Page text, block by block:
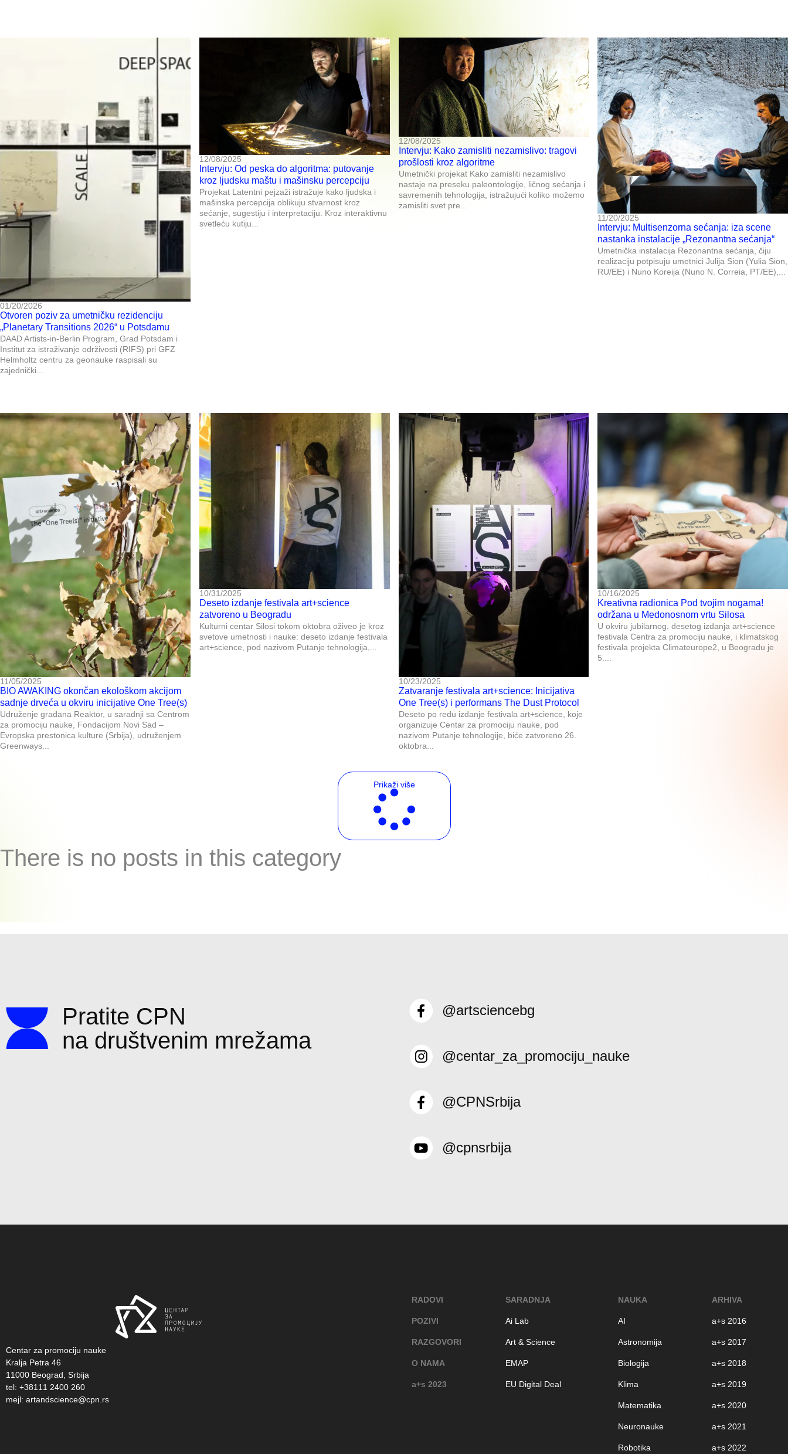
01/20/2026
Otvoren poziv za umetničku rezidenciju
„Planetary Transitions 2026“ u Potsdamu
DAAD Artists-in-Berlin Program, Grad Potsdam i
Institut za istraživanje održivosti (RIFS) pri GFZ
Helmholtz centru za geonauke raspisali su
zajednički...
12/08/2025
Intervju: Od peska do algoritma: putovanje
kroz ljudsku maštu i mašinsku percepciju
Projekat Latentni pejzaži istražuje kako ljudska i
mašinska percepcija oblikuju stvarnost kroz
sećanje, sugestiju i interpretaciju. Kroz interaktivnu
svetleću kutiju...
12/08/2025
Intervju: Kako zamisliti nezamislivo: tragovi
prošlosti kroz algoritme
Umetnički projekat Kako zamisliti nezamislivo
nastaje na preseku paleontologije, ličnog sećanja i
savremenih tehnologija, istražujući koliko možemo
zamisliti svet pre...
11/20/2025
Intervju: Multisenzorna sećanja: iza scene
nastanka instalacije „Rezonantna sećanja“
Umetnička instalacija Rezonantna sećanja, čiju
realizaciju potpisuju umetnici Julija Sion (Yulia Sion,
RU/EE) i Nuno Koreija (Nuno N. Correia, PT/EE),...
11/05/2025
BIO AWAKING okončan ekološkom akcijom
sadnje drveća u okviru inicijative One Tree(s)
Udruženje građana Reaktor, u saradnji sa Centrom
za promociju nauke, Fondacijom Novi Sad –
Evropska prestonica kulture (Srbija), udruženjem
Greenways...
10/31/2025
Deseto izdanje festivala art+science
zatvoreno u Beogradu
Kulturni centar Silosi tokom oktobra oživeo je kroz
svetove umetnosti i nauke: deseto izdanje festivala
art+science, pod nazivom Putanje tehnologija,...
10/23/2025
Zatvaranje festivala art+science: Inicijativa
One Tree(s) i performans The Dust Protocol
Deseto po redu izdanje festivala art+science, koje
organizuje Centar za promociju nauke, pod
nazivom Putanje tehnologije, biće zatvoreno 26.
oktobra...
10/16/2025
Kreativna radionica Pod tvojim nogama!
održana u Medonosnom vrtu Silosa
U okviru jubilarnog, desetog izdanja art+science
festivala Centra za promociju nauke, i klimatskog
festivala projekta Climateurope2, u Beogradu je
5....
Prikaži više
There is no posts in this category
Pratite CPN
na društvenim mrežama
@artsciencebg
@centar_za_promociju_nauke
@CPNSrbija
@cpnsrbija
Centar za promociju nauke
Kralja Petra 46
11000 Beograd, Srbija
tel: +38111 2400 260
mejl: artandscience@cpn.rs
RADOVI
POZIVI
RAZGOVORI
O NAMA
a+s 2023
SARADNJA
Ai Lab
Art & Science
EMAP
EU Digital Deal
NAUKA
AI
Astronomija
Biologija
Klima
Matematika
Neuronauke
Robotika
ARHIVA
a+s 2016
a+s 2017
a+s 2018
a+s 2019
a+s 2020
a+s 2021
a+s 2022